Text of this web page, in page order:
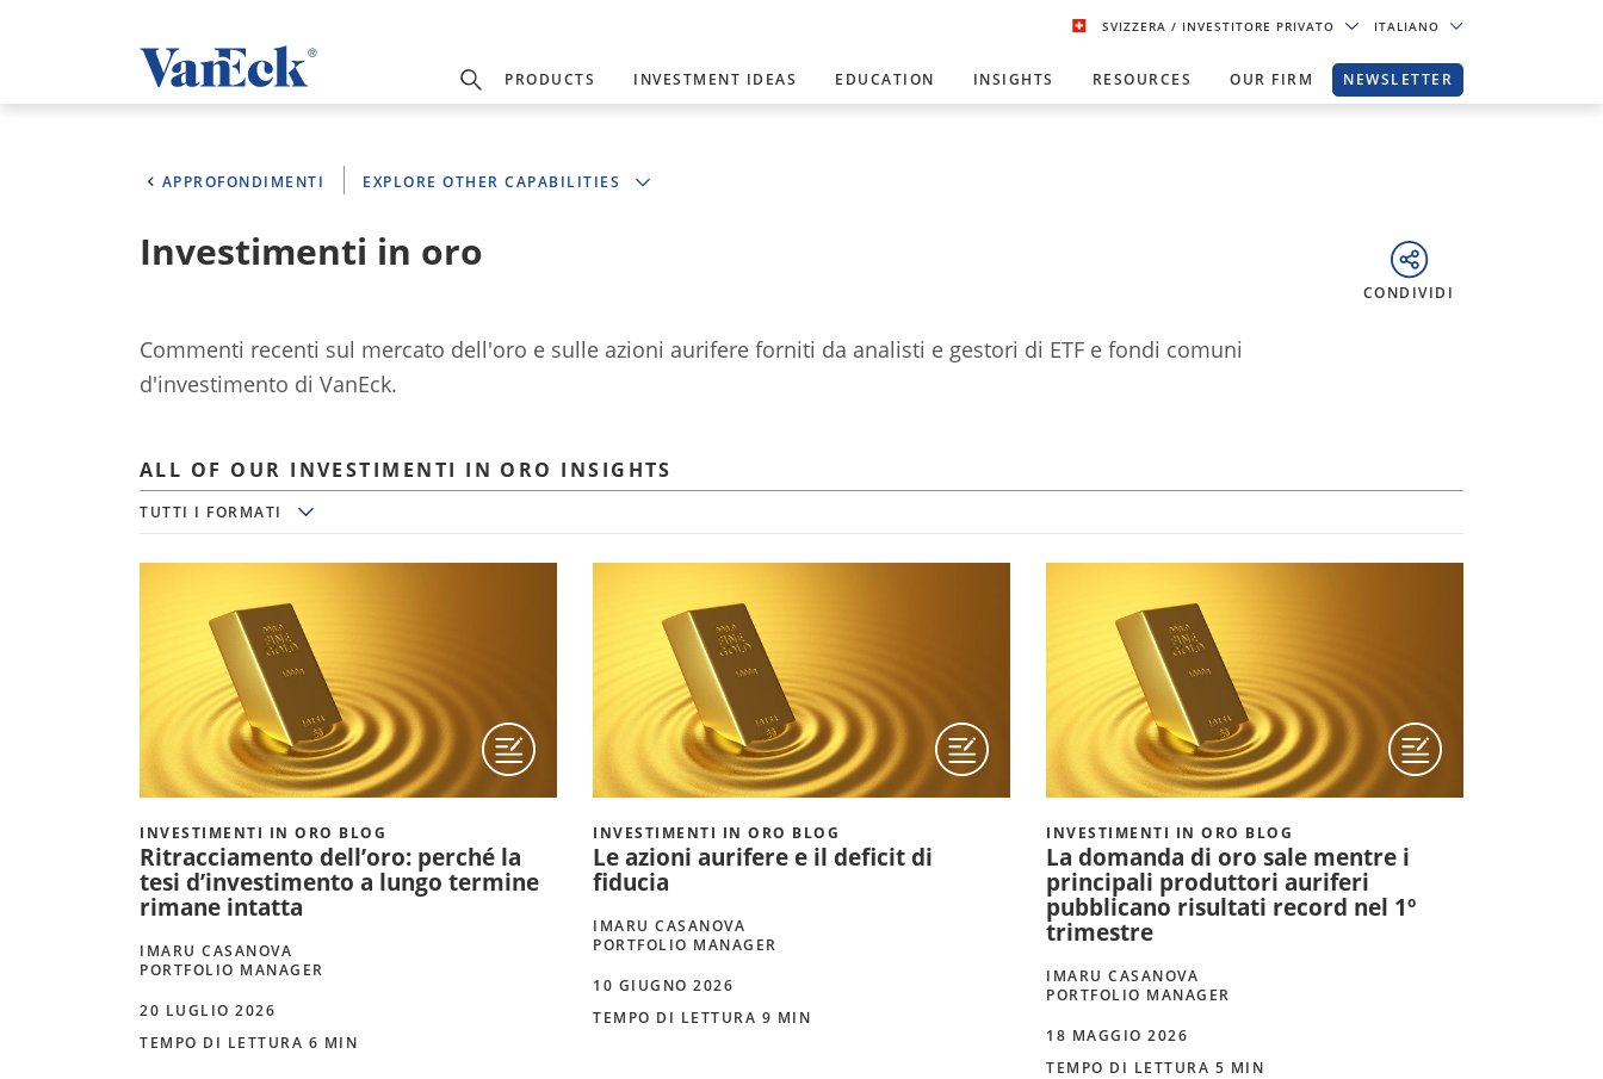
SVIZZERA/ INVESTITORE PRIVATO ITALIANO
PRODUCTS INVESTMENT IDEAS EDUCATION INSIGHTS RESOURCES OUR FIRM NEWSLETTER
APPROFONDIMENTI EXPLORE OTHER CAPABILITIES
Investimenti in oro
CONDIVIDI
Commenti recenti sul mercato dell'oro e sulle azioni aurifere forniti da analisti e gestori di ETF e fondi comuni
d'investimento di VanEck.
ALL OF OUR INVESTIMENTI IN ORO INSIGHTS
Tutti i formati
TUTTI I FORMATI
INVESTIMENTI IN ORO BLOG
Ritracciamento dell’oro: perché la
tesi d’investimento a lungo termine
rimane intatta
IMARU CASANOVA
PORTFOLIO MANAGER
20 LUGLIO 2026
TEMPO DI LETTURA 6 MIN
INVESTIMENTI IN ORO BLOG
Le azioni aurifere e il deficit di
fiducia
IMARU CASANOVA
PORTFOLIO MANAGER
10 GIUGNO 2026
TEMPO DI LETTURA 9 MIN
INVESTIMENTI IN ORO BLOG
La domanda di oro sale mentre i
principali produttori auriferi
pubblicano risultati record nel 1º
trimestre
IMARU CASANOVA
PORTFOLIO MANAGER
18 MAGGIO 2026
TEMPO DI LETTURA 5 MIN